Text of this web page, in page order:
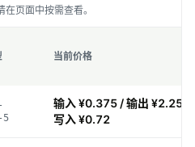
页面中按需查看。
当前价格
5
输入 ¥0.375 / 输出 ¥2.25 /
写入 ¥0.72